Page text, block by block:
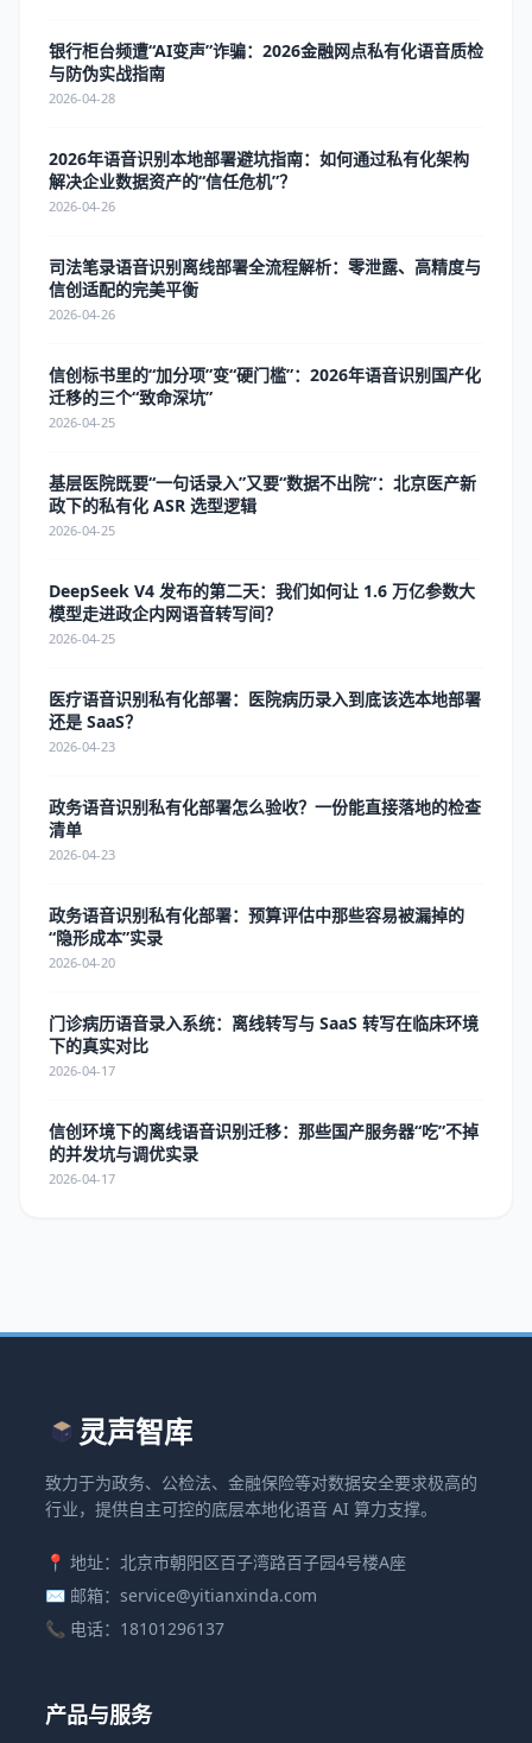
银行柜台频遭“AI变声”诈骗：2026金融网点私有化语音质检
与防伪实战指南
2026-04-28
2026年语音识别本地部署避坑指南：如何通过私有化架构
解决企业数据资产的“信任危机”？
2026-04-26
司法笔录语音识别离线部署全流程解析：零泄露、高精度与
信创适配的完美平衡
2026-04-26
信创标书里的“加分项”变“硬门槛”：2026年语音识别国产化
迁移的三个“致命深坑”
2026-04-25
基层医院既要“一句话录入”又要“数据不出院”：北京医产新
政下的私有化 ASR 选型逻辑
2026-04-25
DeepSeek V4 发布的第二天：我们如何让 1.6 万亿参数大
模型走进政企内网语音转写间？
2026-04-25
医疗语音识别私有化部署：医院病历录入到底该选本地部署
还是 SaaS？
2026-04-23
政务语音识别私有化部署怎么验收？一份能直接落地的检查
清单
2026-04-23
政务语音识别私有化部署：预算评估中那些容易被漏掉的
“隐形成本”实录
2026-04-20
门诊病历语音录入系统：离线转写与 SaaS 转写在临床环境
下的真实对比
2026-04-17
信创环境下的离线语音识别迁移：那些国产服务器“吃”不掉
的并发坑与调优实录
2026-04-17
灵声智库
致力于为政务、公检法、金融保险等对数据安全要求极高的
行业，提供自主可控的底层本地化语音 AI 算力支撑。
📍 地址：北京市朝阳区百子湾路百子园4号楼A座
✉️ 邮箱：service@yitianxinda.com
📞 电话：18101296137
产品与服务